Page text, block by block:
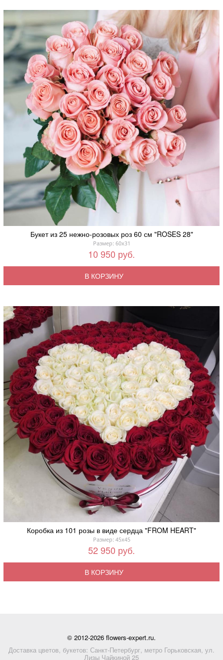
Букет из 25 нежно-розовых роз 60 см "ROSES 28"
Размер: 60x31
10 950 руб.
В КОРЗИНУ
Коробка из 101 розы в виде сердца "FROM HEART"
Размер: 45x45
52 950 руб.
В КОРЗИНУ
© 2012-2026 flowers-expert.ru.
Доставка цветов, букетов: Санкт-Петербург, метро Горьковская, ул.
Лизы Чайкиной 25